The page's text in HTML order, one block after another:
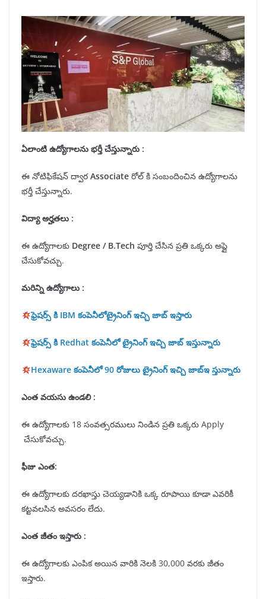
ఏలాంటి ఉద్యోగాలను భర్తీచేస్తున్నారు :
ఈ నోటిఫికేషన్ ద్వారAssociate రోల్ కి సంబందించిన ఉద్యోగాలను
భర్తీ చేస్తున్నారు.
విద్యా అర్హతలు :
ఈ ఉద్యోగాలకు Degree / B.Tech పూర్తి చేసిన ప్రతి ఒక్కరు అప్లై
చేసుకోవచ్చు.
మరిన్ని ఉద్యోగాలు :
ఫ్రెషర్స్ కి IBM కంపెనీలోట్రైనింగ్ ఇచ్చి జాబ్ ఇస్తారు
ఫ్రెషర్స్ కి Redhat కంపెనీలో ట్రైనింగ్ ఇచ్చి జాబ్ ఇస్తున్నారు
Hexaware కంపెనీలో 90 రోజులు ట్రైనింగ్ ఇచ్చి జాబ్ఇ స్తున్నారు
ఎంత వయసు ఉండలి :
ఈ ఉద్యోగాలకు 18 సంవత్సరములు నిండిన ప్రతి ఒక్కరు Apply
చేసుకోవచ్చు.
ఫీజు ఎంత:
ఈ ఉద్యోగాలకు దరఖాస్తు చెయ్యడానికి ఒక్క రూపాయి కూడా ఎవరికీ
కట్టవలసిన అవసరం లేదు.
ఎంత జీతం ఇస్తారు :
ఈ ఉద్యోగాలకు ఎంపిక అయిన వారికి నెలకి 30,000 వరకు జీతం
ఇస్తారు.